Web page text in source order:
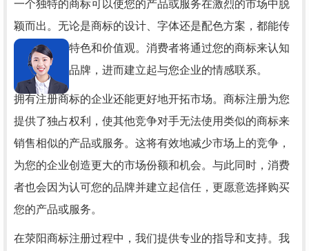
一个独特的商标可以使您的产品或服务在激烈的市场中脱
颖而出。无论是商标的设计、字体还是配色方案，都能传
达出企业的特色和价值观。消费者将通过您的商标来认知
和辨识您的品牌，进而建立起与您企业的情感联系。
拥有注册商标的企业还能更好地开拓市场。商标注册为您
提供了独占权利，使其他竞争对手无法使用类似的商标来
销售相似的产品或服务。这将有效地减少市场上的竞争，
为您的企业创造更大的市场份额和机会。与此同时，消费
者也会因为认可您的品牌并建立起信任，更愿意选择购买
您的产品或服务。
在荥阳商标注册过程中，我们提供专业的指导和支持。我